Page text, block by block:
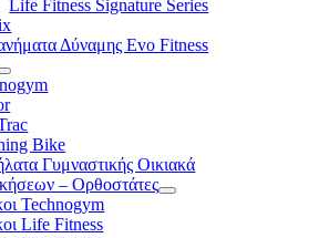
Life Fitness Signature Series
Δύναμης Evo Fitness
Bike
Γυμναστικής Οικιακά
– Ορθοστάτες
Technogym
Life Fitness